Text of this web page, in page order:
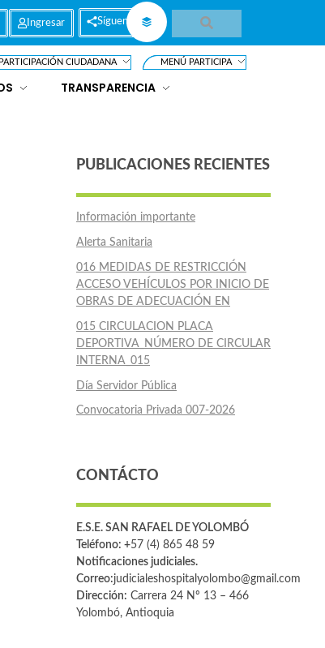
Ingresar Síguenos
PARTICIPACIÓN CIUDADANA MENÚ PARTICIPA
TRANSPARENCIA
PUBLICACIONES RECIENTES
Información importante
Alerta Sanitaria
016 MEDIDAS DE RESTRICCIÓN
ACCESO VEHÍCULOS POR INICIO DE
OBRAS DE ADECUACIÓN EN
015 CIRCULACION PLACA
DEPORTIVA_NÚMERO DE CIRCULAR
INTERNA_015
Día Servidor Pública
Convocatoria Privada 007-2026
CONTÁCTO
E.S.E. SAN RAFAEL DE YOLOMBÓ
Teléfono: +57 (4) 865 48 59
Notificaciones judiciales.
Correo:judicialeshospitalyolombo@gmail.com
Dirección: Carrera 24 Nº 13 – 466
Yolombó, Antioquia